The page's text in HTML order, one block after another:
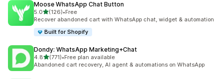
Moose WhatsApp Chat Button
5.05つ星中
(126)
合計レビュー数：126件
•Free
Recover abandoned cart with WhatsApp chat, widget & automation
Built for Shopify
Dondy: WhatsApp Marketing+Chat
4.85つ星中
(771)
合計レビュー数：771件
•Free plan available
Abandoned cart recovery, AI agent & automations on WhatsApp